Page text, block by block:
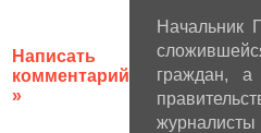
Написать
комментарий
»
Начальник
граждан, а
журналисты